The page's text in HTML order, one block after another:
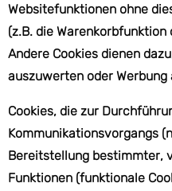
Websitefunktionen ohne
(z.B. die
Andere Cookies dienen
auszuwerten oder Werbung
Cookies, die zur
Kommunikationsvorgangs
Bereitstellung bestimmter,
Funktionen (funktionale